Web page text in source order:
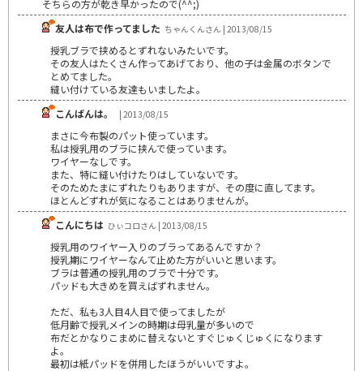
そちらの方が乾き早かったので(^^;)
友人は布で作ってました ちゃんくんさん | 2013/08/15
授乳ブラで挟めるとずれないみたいです。
その友人はたくさん作ってあげており、他の子は金属のボタンで
とめてました。
縫い付けている友達もいましたよ。
こんばんは。
| 2013/08/15
まさに今布製のパット使っています。
私は授乳用のブラに挟んで使っています。
ワイヤーなしです。
また、特に縫い付けたりはしていないです。
そのためたまにずれたりもありますが、その度に直してます。
ほとんどずれが気になることはありませんが。
こんにちは ひぃコロさん | 2013/08/15
授乳用のワイヤー入りのブラってあるんですか？
授乳期にワイヤーなんて止めた方がいいと思います。
ブラは普通の授乳用のブラで十分です。
パッドも大きめを買えばずれません。
ただ、私も3人目4人目で使ってましたが
低月齢で授乳メインの時期は母乳量が多いので
布だとかなりこまめに替えないとすぐじゅくじゅくになります
よ。
最初は紙パッドを併用したほうがいいですよ。